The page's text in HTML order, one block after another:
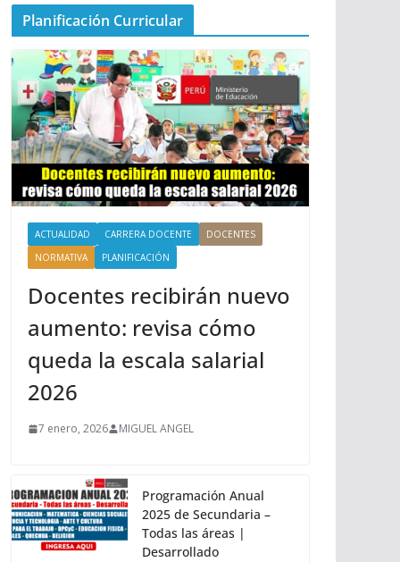
Planificación Curricular
ACTUALIDAD CARRERA DOCENTE
DOCENTES
NORMATIVA
PLANIFICACIÓN
Docentes recibirán nuevo
aumento: revisa cómo
queda la escala salarial
2026
7 enero, 2026 MIGUEL ANGEL
Programación Anual
2025 de Secundaria –
Todas las áreas |
Desarrollado